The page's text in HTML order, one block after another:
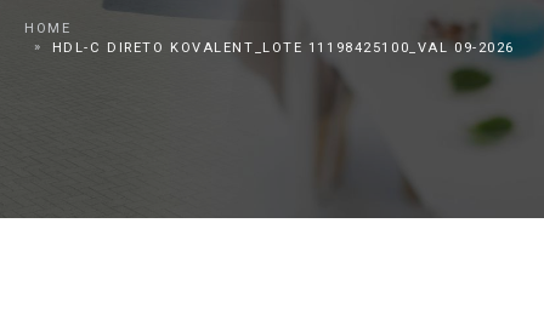
HOME
HDL-C DIRETO KOVALENT_LOTE 11198425100_VAL 09-2026